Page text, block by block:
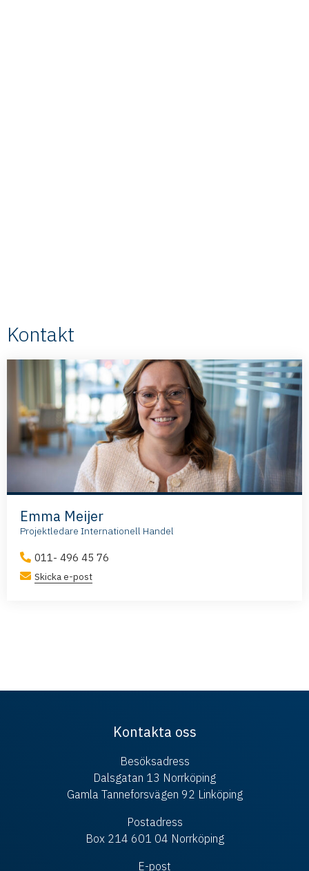
Kontakt
Emma Meijer
Projektledare Internationell Handel
011- 496 45 76
Skicka e-post
Kontakta oss
Besöksadress
Dalsgatan 13 Norrköping
Gamla Tanneforsvägen 92 Linköping
Postadress
Box 214 601 04 Norrköping
E-post